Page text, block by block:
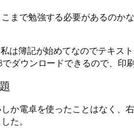
まで勉強する必要があるのか
は簿記が始めてなのでテキス
ダウンロードできるので、印
か電卓を使ったことはなく、
た。